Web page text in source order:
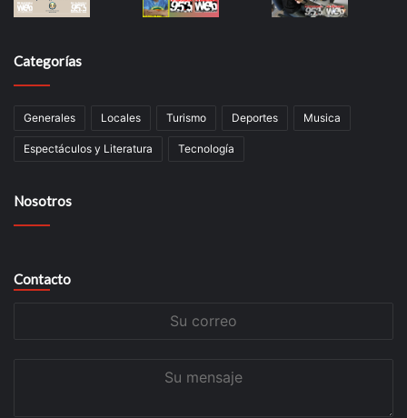
Categorías
Generales Locales Turismo Deportes Musica
Espectáculos y Literatura Tecnología
Nosotros
Contacto